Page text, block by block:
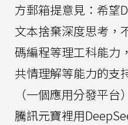
方郵箱提意見：希望
文本捨棄深度思考，
碼編程等理工科能力
共情理解等能力的支
（一個應用分發平
騰訊元寶裡用